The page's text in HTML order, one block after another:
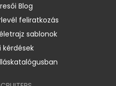
Blog
feliratkozás
sablonok
kérdések